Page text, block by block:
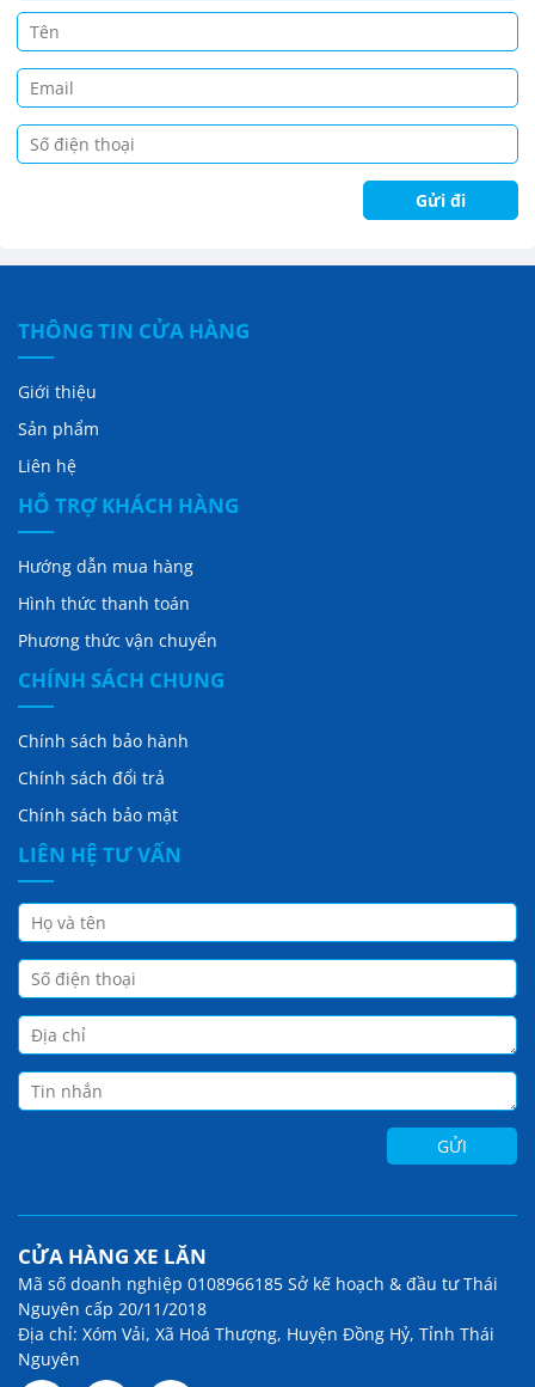
THÔNG TIN CỬA HÀNG
Giới thiệu
Sản phẩm
Liên hệ
HỖ TRỢ KHÁCH HÀNG
Hướng dẫn mua hàng
Hình thức thanh toán
Phương thức vận chuyển
CHÍNH SÁCH CHUNG
Chính sách bảo hành
Chính sách đổi trả
Chính sách bảo mật
LIÊN HỆ TƯ VẤN
CỬA HÀNG XE LĂN
Mã số doanh nghiệp 0108966185 Sở kế hoạch & đầu tư Thái
Nguyên cấp 20/11/2018
Địa chỉ: Xóm Vải, Xã Hoá Thượng, Huyện Đồng Hỷ, Tỉnh Thái
Nguyên